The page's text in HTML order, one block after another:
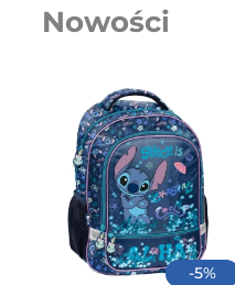
Nowości
-5%